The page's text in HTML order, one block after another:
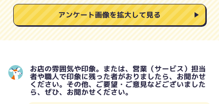
アンケート画像を拡大して見る
お店の雰囲気や印象。または、営業（サービス）担当
者や職人で印象に残った者がおりましたら、お聞かせ
ください。その他、ご要望・ご意見などございました
ら、ぜひ、お聞かせください。